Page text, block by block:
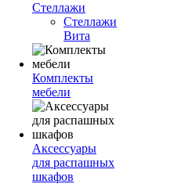
Стеллажи
Стеллажи
Вита
Комплекты
мебели
Аксессуары
для распашных
шкафов